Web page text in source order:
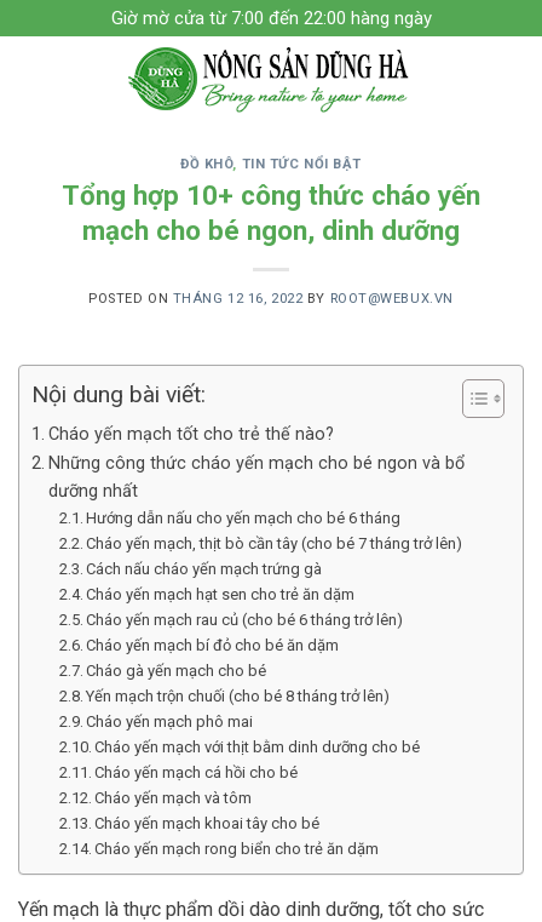
to
Giờ mờ cửa từ 7:00 đến 22:00 hàng ngày
ĐỒ KHÔ, TIN TỨC NỔI BẬT
Tổng hợp 10+ công thức cháo yến
mạch cho bé ngon, dinh dưỡng
POSTED ON THÁNG 12 16, 2022 BY ROOT@WEBUX.VN
Nội dung bài viết:
Cháo yến mạch tốt cho trẻ thế nào?
Những công thức cháo yến mạch cho bé ngon và bổ
dưỡng nhất
Hướng dẫn nấu cho yến mạch cho bé 6 tháng
Cháo yến mạch, thịt bò cần tây (cho bé 7 tháng trở lên)
Cách nấu cháo yến mạch trứng gà
Cháo yến mạch hạt sen cho trẻ ăn dặm
Cháo yến mạch rau củ (cho bé 6 tháng trở lên)
Cháo yến mạch bí đỏ cho bé ăn dặm
Cháo gà yến mạch cho bé
Yến mạch trộn chuối (cho bé 8 tháng trở lên)
Cháo yến mạch phô mai
Cháo yến mạch với thịt bằm dinh dưỡng cho bé
Cháo yến mạch cá hồi cho bé
Cháo yến mạch và tôm
Cháo yến mạch khoai tây cho bé
Cháo yến mạch rong biển cho trẻ ăn dặm
Yến mạch là thực phẩm dồi dào dinh dưỡng, tốt cho sức